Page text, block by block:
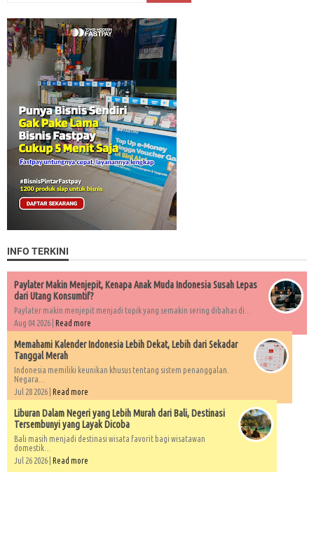
INFO TERKINI
Paylater Makin Menjepit, Kenapa Anak Muda Indonesia Susah Lepas
dari Utang Konsumtif?
Paylater makin menjepit menjadi topik yang semakin sering dibahas di...
Aug 04 2026 | Read more
Memahami Kalender Indonesia Lebih Dekat, Lebih dari Sekadar
Tanggal Merah
Indonesia memiliki keunikan khusus tentang sistem penanggalan.
Negara...
Jul 28 2026 | Read more
Liburan Dalam Negeri yang Lebih Murah dari Bali, Destinasi
Tersembunyi yang Layak Dicoba
Bali masih menjadi destinasi wisata favorit bagi wisatawan
domestik...
Jul 26 2026 | Read more